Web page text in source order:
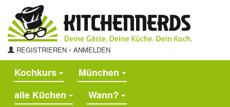
REGISTRIEREN ◦ ANMELDEN
Kochkurs
München
alle Küchen
Wann?